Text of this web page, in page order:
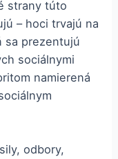
strany túto
– hoci trvajú na
sa prezentujú
sociálnymi
namierená
odbory,